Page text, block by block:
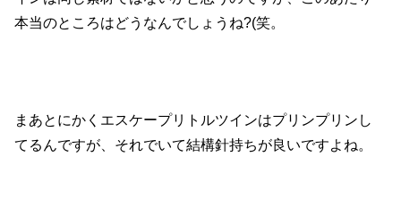
本当のところはどうなんでしょうね?(笑。
まあとにかくエスケープリトルツインはプリンプリンし
てるんですが、それでいて結構針持ちが良いですよね。